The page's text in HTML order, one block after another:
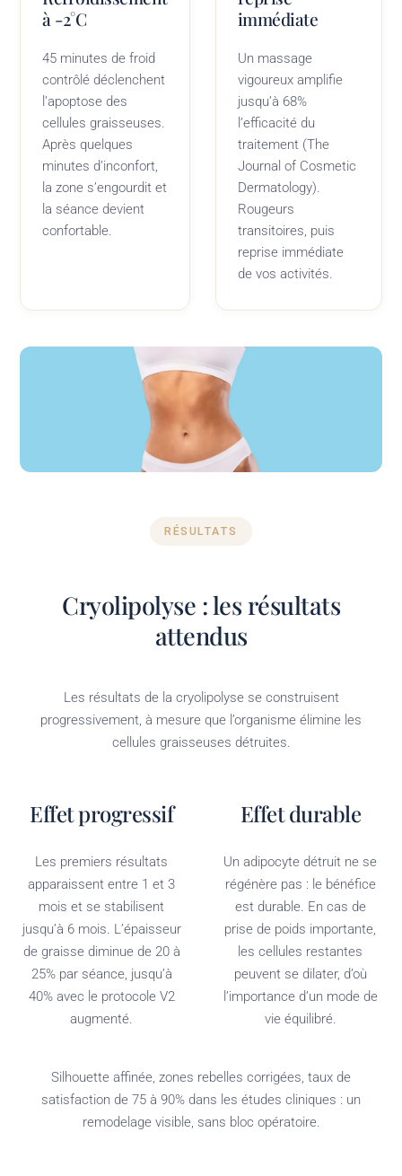
à -2°C
45 minutes de froid
contrôlé déclenchent
l’apoptose des
cellules graisseuses.
Après quelques
minutes d’inconfort,
la zone s’engourdit et
la séance devient
confortable.
immédiate
Un massage
vigoureux amplifie
jusqu’à 68%
l’efficacité du
traitement (The
Journal of Cosmetic
Dermatology).
Rougeurs
transitoires, puis
reprise immédiate
de vos activités.
RÉSULTATS
Cryolipolyse : les résultats
attendus
Les résultats de la cryolipolyse se construisent
progressivement, à mesure que l’organisme élimine les
cellules graisseuses détruites.
Effet progressif
Les premiers résultats
apparaissent entre 1 et 3
mois et se stabilisent
jusqu’à 6 mois. L’épaisseur
de graisse diminue de 20 à
25% par séance, jusqu’à
40% avec le protocole V2
augmenté.
Effet durable
Un adipocyte détruit ne se
régénère pas : le bénéfice
est durable. En cas de
prise de poids importante,
les cellules restantes
peuvent se dilater, d’où
l’importance d’un mode de
vie équilibré.
Silhouette affinée, zones rebelles corrigées, taux de
satisfaction de 75 à 90% dans les études cliniques : un
remodelage visible, sans bloc opératoire.